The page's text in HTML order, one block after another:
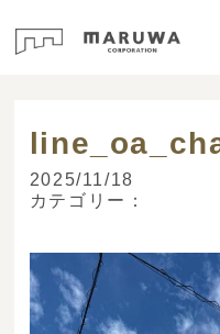
2025/11/18
カテゴリー：